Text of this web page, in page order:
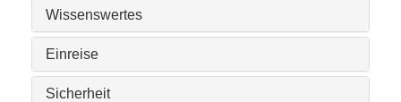
Wissenswertes
Einreise
Sicherheit